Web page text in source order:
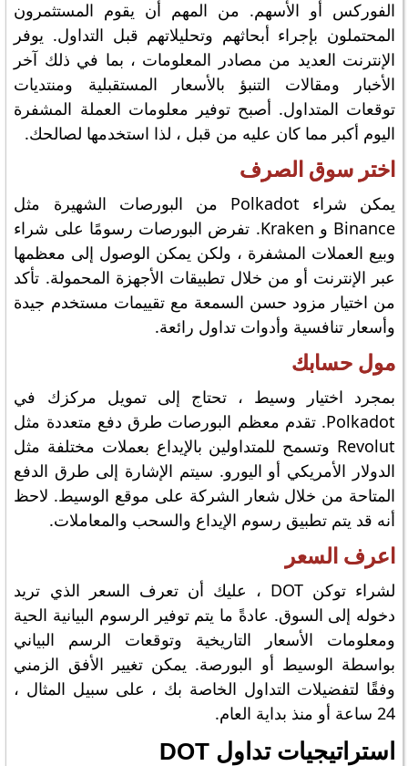
الفوركس أو الأسهم. من المهم أن يقوم المستثمرون
المحتملون بإجراء أبحاثهم وتحليلاتهم قبل التداول. يوفر
الإنترنت العديد من مصادر المعلومات ، بما في ذلك آخر
الأخبار ومقالات التنبؤ بالأسعار المستقبلية ومنتديات
توقعات المتداول. أصبح توفير معلومات العملة المشفرة
اليوم أكبر مما كان عليه من قبل ، لذا استخدمها لصالحك.
اختر سوق الصرف
يمكن شراء Polkadot من البورصات الشهيرة مثل
Binance و Kraken. تفرض البورصات رسومًا على شراء
وبيع العملات المشفرة ، ولكن يمكن الوصول إلى معظمها
عبر الإنترنت أو من خلال تطبيقات الأجهزة المحمولة. تأكد
من اختيار مزود حسن السمعة مع تقييمات مستخدم جيدة
وأسعار تنافسية وأدوات تداول رائعة.
مول حسابك
بمجرد اختيار وسيط ، تحتاج إلى تمويل مركزك في
Polkadot. تقدم معظم البورصات طرق دفع متعددة مثل
Revolut وتسمح للمتداولين بالإيداع بعملات مختلفة مثل
الدولار الأمريكي أو اليورو. سيتم الإشارة إلى طرق الدفع
المتاحة من خلال شعار الشركة على موقع الوسيط. لاحظ
أنه قد يتم تطبيق رسوم الإيداع والسحب والمعاملات.
اعرف السعر
لشراء توكن DOT ، عليك أن تعرف السعر الذي تريد
دخوله إلى السوق. عادةً ما يتم توفير الرسوم البيانية الحية
ومعلومات الأسعار التاريخية وتوقعات الرسم البياني
بواسطة الوسيط أو البورصة. يمكن تغيير الأفق الزمني
وفقًا لتفضيلات التداول الخاصة بك ، على سبيل المثال ،
24 ساعة أو منذ بداية العام.
استراتيجيات تداول DOT